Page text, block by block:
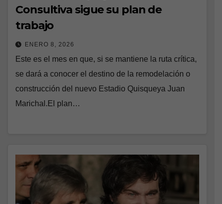
Consultiva sigue su plan de
trabajo
ENERO 8, 2026
Este es el mes en que, si se mantiene la ruta crítica,
se dará a conocer el destino de la remodelación o
construcción del nuevo Estadio Quisqueya Juan
Marichal.El plan…